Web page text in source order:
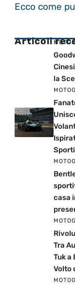
Ecco come
Articoli
la
casa
Tra
Tuk a
Volto